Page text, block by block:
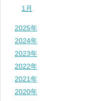
1月
2025年
2024年
2023年
2022年
2021年
2020年